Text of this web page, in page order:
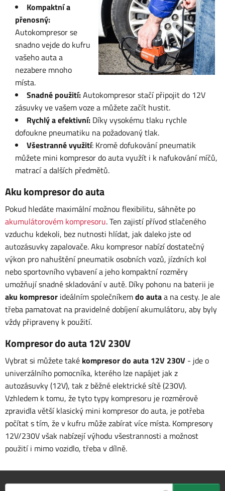
Kompaktní a
přenosný:
Autokompresor se
snadno vejde do kufru
vašeho auta a
nezabere mnoho
místa.
Snadné použití:Autokompresor stačí připojit do 12V
zásuvky ve vašem voze a můžete začít hustit.
Rychlý a efektivní: Díky vysokému tlaku rychle
dofoukne pneumatiku na požadovaný tlak.
Všestranné využití: Kromě dofukování pneumatik
můžete mini kompresor do auta využít i k nafukování míčů,
matrací a dalších předmětů.
Aku kompresor do auta
Pokud hledáte maximální možnou flexibilitu, sáhněte po
akumulátorovém kompresoru. Ten zajistí přívod stlačeného
vzduchu kdekoli, bez nutnosti hlídat, jak daleko jste od
autozásuvky zapalovače. Aku kompresor nabízí dostatečný
výkon pro nahuštění pneumatik osobních vozů, jízdních kol
nebo sportovního vybavení a jeho kompaktní rozměry
umožňují snadné skladování v autě. Díky pohonu na baterii je
aku kompresor ideálním společníkemdo autaa na cesty. Je ale
třeba pamatovat na pravidelné dobíjení akumulátoru, aby byly
vždy připraveny k použití.
Kompresor do auta 12V 230V
Vybrat si můžete také kompresor do auta 12V 230V - jde o
univerzálního pomocníka, kterého lze napájet jak z
autozásuvky (12V), tak z běžné elektrické sítě (230V).
Vzhledem k tomu, že tyto typy kompresoru je rozměrově
zpravidla větší klasický mini kompresor do auta, je potřeba
počítat s tím, že v kufru může zabírat více místa. Kompresory
12V/230V však nabízejí výhodu všestrannosti a možnost
použití i mimo vozidlo, třeba v dílně.